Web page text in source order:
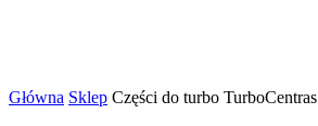
Główna Sklep Części do turbo TurboCentras